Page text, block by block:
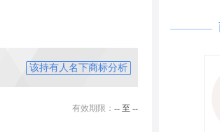
该持有人名下商标分析
有效期限： -- 至 --